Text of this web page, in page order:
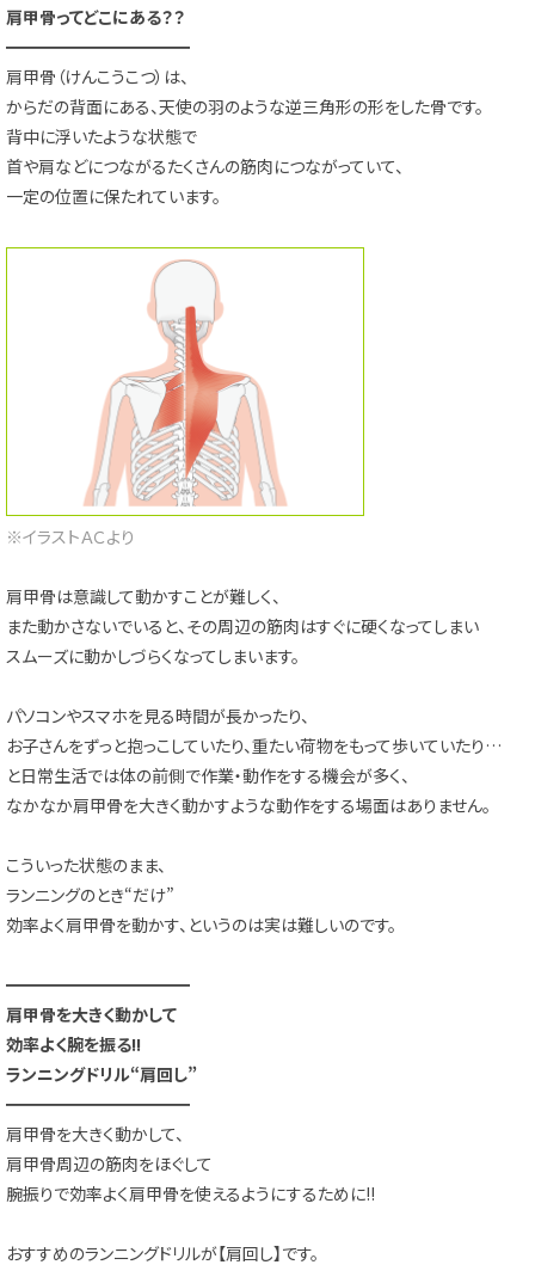
肩甲骨ってどこにある？？
━━━━━━━━━━━
肩甲骨（けんこうこつ）は、
からだの背面にある、天使の羽のような逆三角形の形をした骨です。
背中に浮いたような状態で
首や肩などにつながるたくさんの筋肉につながっていて、
一定の位置に保たれています。
※イラストＡＣより
肩甲骨は意識して動かすことが難しく、
また動かさないでいると、その周辺の筋肉はすぐに硬くなってしまい
スムーズに動かしづらくなってしまいます。
パソコンやスマホを見る時間が長かったり、
お子さんをずっと抱っこしていたり、重たい荷物をもって歩いていたり…
と日常生活では体の前側で作業・動作をする機会が多く、
なかなか肩甲骨を大きく動かすような動作をする場面はありません。
こういった状態のまま、
ランニングのとき“だけ”
効率よく肩甲骨を動かす、というのは実は難しいのです。
━━━━━━━━━━━
肩甲骨を大きく動かして
効率よく腕を振る!!
ランニングドリル“肩回し”
━━━━━━━━━━━
肩甲骨を大きく動かして、
肩甲骨周辺の筋肉をほぐして
腕振りで効率よく肩甲骨を使えるようにするために!!
おすすめのランニングドリルが【肩回し】です。